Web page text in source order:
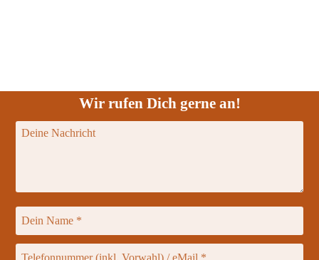
Wir rufen Dich gerne an!